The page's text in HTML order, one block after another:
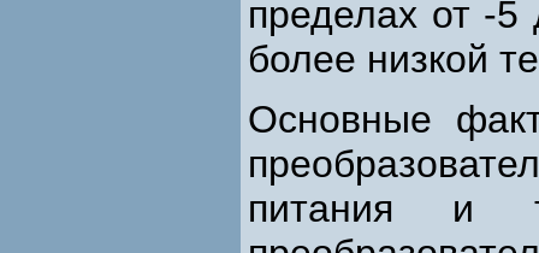
пределах от -
более низкой
Основные
питания и